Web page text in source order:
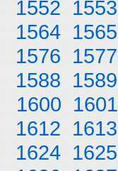
1552 1553
1564 1565
1576 1577
1588 1589
1600 1601
1612 1613
1624 1625